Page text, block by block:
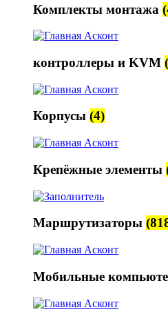
Комплекты монтажа
контроллеры и KVM
Корпусы (4)
Крепёжные элементы
Маршрутизаторы
Мобильные